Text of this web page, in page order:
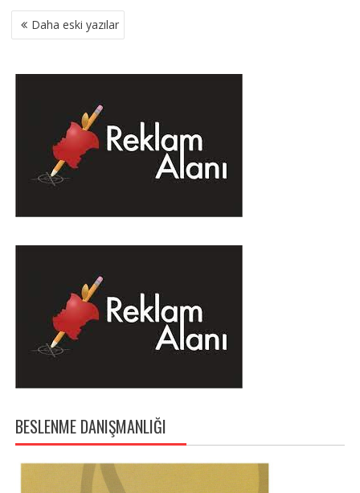
YAZI
GEZINMESI
Daha eski yazılar
BESLENME DANIŞMANLIĞI